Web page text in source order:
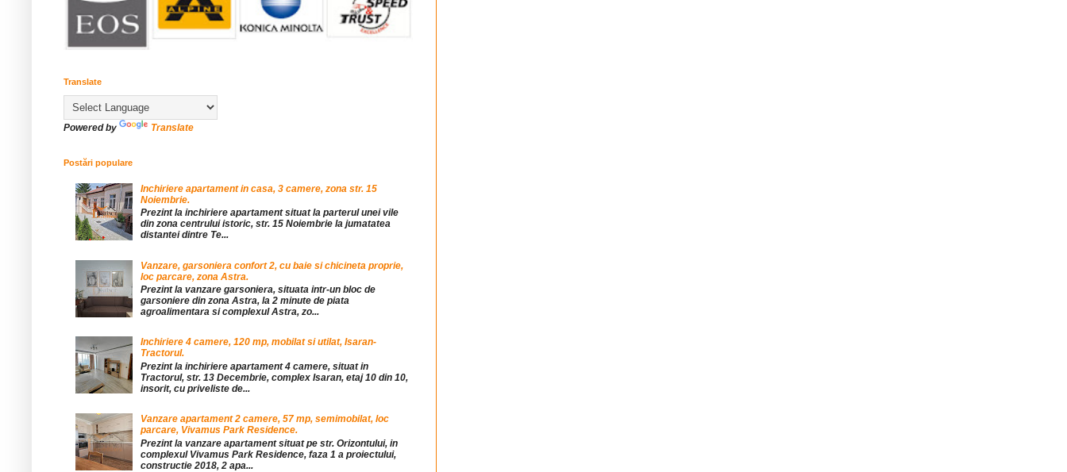
Translate
Powered by Translate
Postări populare
Inchiriere apartament in casa, 3 camere, zona str. 15
Noiembrie.
Prezint la inchiriere apartament situat la parterul unei vile
din zona centrului istoric, str. 15 Noiembrie la jumatatea
distantei dintre Te...
Vanzare, garsoniera confort 2, cu baie si chicineta proprie,
loc parcare, zona Astra.
Prezint la vanzare garsoniera, situata intr-un bloc de
garsoniere din zona Astra, la 2 minute de piata
agroalimentara si complexul Astra, zo...
Inchiriere 4 camere, 120 mp, mobilat si utilat, Isaran-
Tractorul.
Prezint la inchiriere apartament 4 camere, situat in
Tractorul, str. 13 Decembrie, complex Isaran, etaj 10 din 10,
insorit, cu priveliste de...
Vanzare apartament 2 camere, 57 mp, semimobilat, loc
parcare, Vivamus Park Residence.
Prezint la vanzare apartament situat pe str. Orizontului, in
complexul Vivamus Park Residence, faza 1 a proiectului,
constructie 2018, 2 apa...